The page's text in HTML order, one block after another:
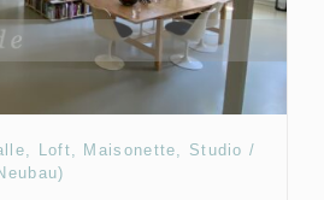
Loft, Maisonette, Studio /